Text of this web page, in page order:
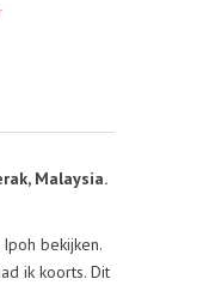
Malaysia.
bekijken.
ik koorts. Dit